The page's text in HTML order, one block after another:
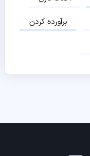
برآورده کردن